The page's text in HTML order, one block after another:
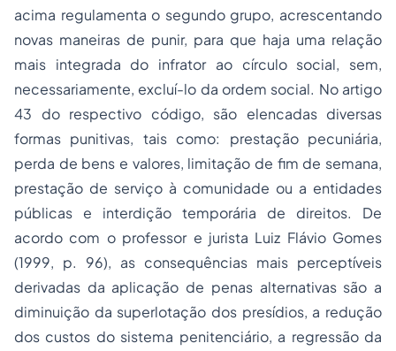
acima regulamenta o segundo grupo, acrescentando
novas maneiras de punir, para que haja uma relação
mais integrada do infrator ao círculo social, sem,
necessariamente, excluí-lo da ordem social. No artigo
43 do respectivo código, são elencadas diversas
formas punitivas, tais como: prestação pecuniária,
perda de bens e valores, limitação de fim de semana,
prestação de serviço à comunidade ou a entidades
públicas e interdição temporária de direitos. De
acordo com o professor e jurista Luiz Flávio Gomes
(1999, p. 96), as consequências mais perceptíveis
derivadas da aplicação de penas alternativas são a
diminuição da superlotação dos presídios, a redução
dos custos do sistema penitenciário, a regressão da